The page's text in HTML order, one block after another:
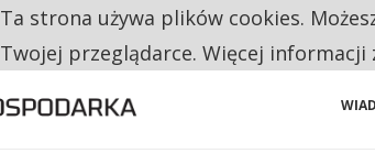
RESTRYKCJE CHIN UDERZAJĄ W EUROPEJSKI
Ta strona używa plików cookies.
Twojej przeglądarce. Więcej informacji